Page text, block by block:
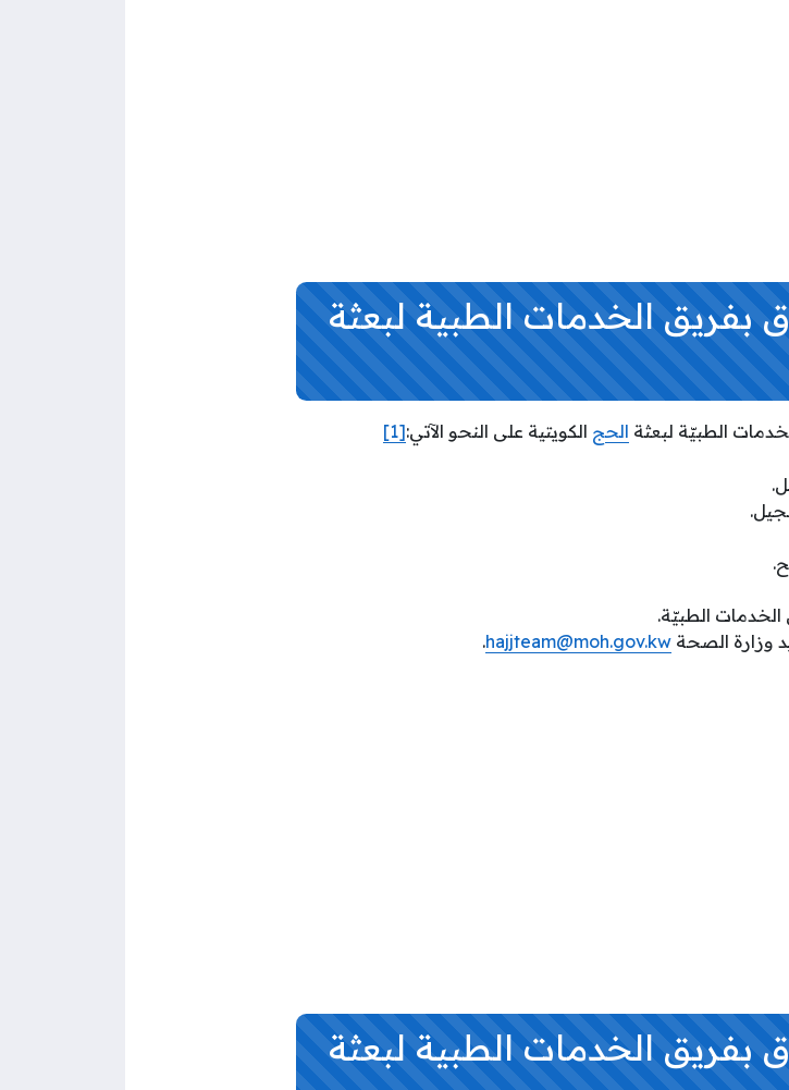
بفريق الخدمات الطبية لبعثة
الطبيّة لبعثة الحج الكويتية على النحو الآتي:[1]
الطبيّة.
وزارة الصحة hajjteam@moh.gov.kw
.
الخدمات الطبية لبعثة